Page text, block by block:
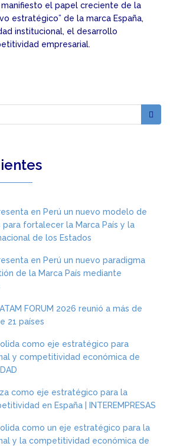
el papel creciente de la
estratégico” de la marca España,
institucional, el desarrollo
empresarial.
en Perú un nuevo modelo de
para fortalecer la Marca País y la
de los Estados
en Perú un nuevo paradigma
de la Marca País mediante
FORUM 2026 reunió a más de
21 países
como eje estratégico para
y competitividad económica de
como eje estratégico para la
en España | INTEREMPRESAS
como un eje estratégico para la
y la competitividad económica de